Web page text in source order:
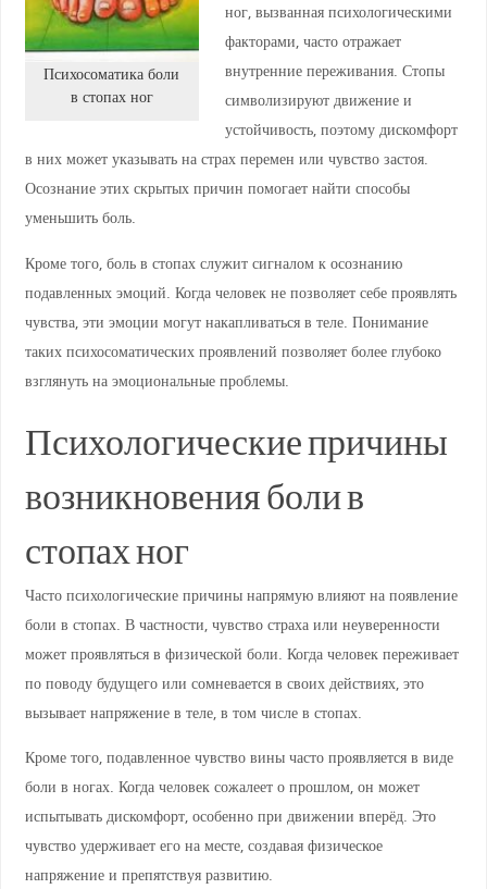
Психосоматика боли
в стопах ног
ног, вызванная психологическими
факторами, часто отражает
внутренние переживания. Стопы
символизируют движение и
устойчивость, поэтому дискомфорт
в них может указывать на страх перемен или чувство застоя.
Осознание этих скрытых причин помогает найти способы
уменьшить боль.
Кроме того, боль в стопах служит сигналом к осознанию
подавленных эмоций. Когда человек не позволяет себе проявлять
чувства, эти эмоции могут накапливаться в теле. Понимание
таких психосоматических проявлений позволяет более глубоко
взглянуть на эмоциональные проблемы.
Психологические причины
возникновения боли в
стопах ног
Часто психологические причины напрямую влияют на появление
боли в стопах. В частности, чувство страха или неуверенности
может проявляться в физической боли. Когда человек переживает
по поводу будущего или сомневается в своих действиях, это
вызывает напряжение в теле, в том числе в стопах.
Кроме того, подавленное чувство вины часто проявляется в виде
боли в ногах. Когда человек сожалеет о прошлом, он может
испытывать дискомфорт, особенно при движении вперёд. Это
чувство удерживает его на месте, создавая физическое
напряжение и препятствуя развитию.